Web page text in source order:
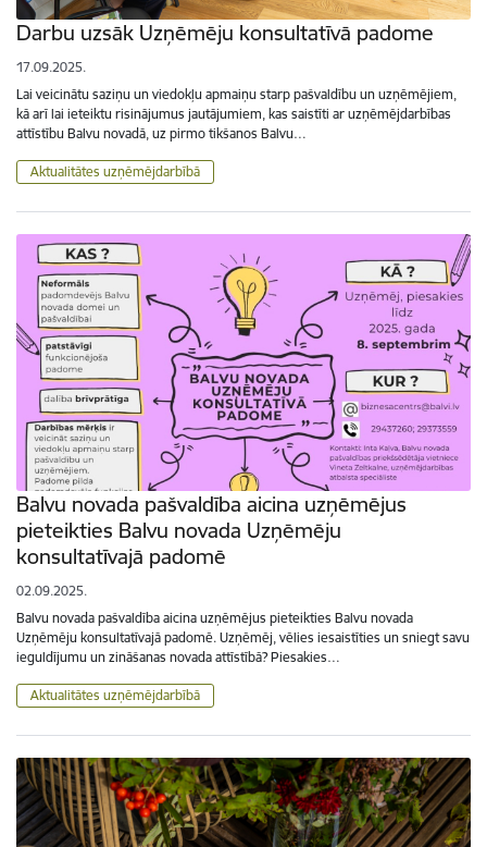
Darbu uzsāk Uzņēmēju konsultatīvā padome
17.09.2025.
Lai veicinātu saziņu un viedokļu apmaiņu starp pašvaldību un uzņēmējiem,
kā arī lai ieteiktu risinājumus jautājumiem, kas saistīti ar uzņēmējdarbības
attīstību Balvu novadā, uz pirmo tikšanos Balvu…
Aktualitātes uzņēmējdarbībā
Balvu novada pašvaldība aicina uzņēmējus
pieteikties Balvu novada Uzņēmēju
konsultatīvajā padomē
02.09.2025.
Balvu novada pašvaldība aicina uzņēmējus pieteikties Balvu novada
Uzņēmēju konsultatīvajā padomē. Uzņēmēj, vēlies iesaistīties un sniegt savu
ieguldījumu un zināšanas novada attīstībā? Piesakies…
Aktualitātes uzņēmējdarbībā